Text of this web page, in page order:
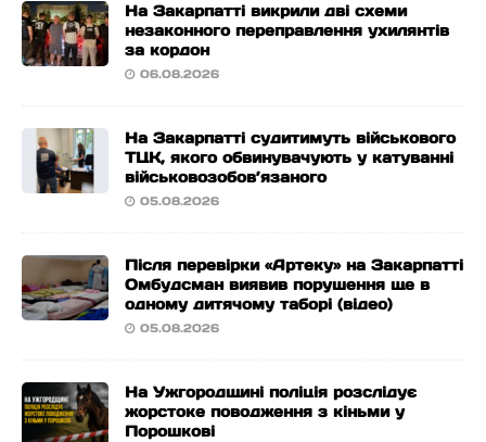
На Закарпатті викрили дві схеми
незаконного переправлення ухилянтів
за кордон
06.08.2026
На Закарпатті судитимуть військового
ТЦК, якого обвинувачують у катуванні
військовозобов’язаного
05.08.2026
Після перевірки «Артеку» на Закарпатті
Омбудсман виявив порушення ще в
одному дитячому таборі (відео)
05.08.2026
На Ужгородщині поліція розслідує
жорстоке поводження з кіньми у
Порошкові